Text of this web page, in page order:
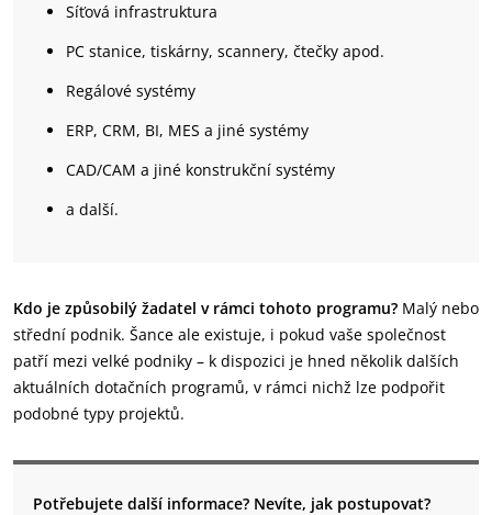
Síťová infrastruktura
PC stanice, tiskárny, scannery, čtečky apod.
Regálové systémy
ERP, CRM, BI, MES a jiné systémy
CAD/CAM a jiné konstrukční systémy
a další.
Kdo je způsobilý žadatel v rámci tohoto programu? Malý nebo
střední podnik. Šance ale existuje, i pokud vaše společnost
patří mezi velké podniky – k dispozici je hned několik dalších
aktuálních dotačních programů, v rámci nichž lze podpořit
podobné typy projektů.
Potřebujete další informace? Nevíte, jak postupovat?